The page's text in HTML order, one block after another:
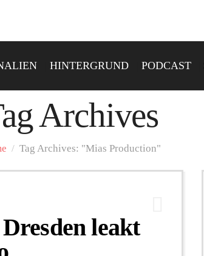
HINTERGRUND PODCAST
Archives
/ Tag Archives: "Mias Production"
leakt